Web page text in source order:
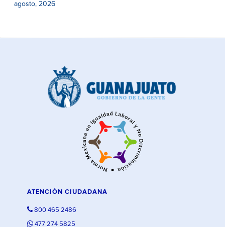
agosto, 2026
ATENCIÓN CIUDADANA
800 465 2486
477 274 5825